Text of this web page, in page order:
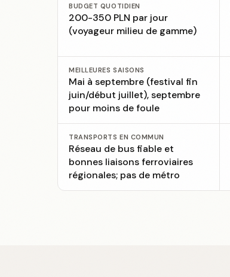
BUDGET QUOTIDIEN
200-350 PLN par jour
(voyageur milieu de gamme)
MEILLEURES SAISONS
Mai à septembre (festival fin
juin/début juillet), septembre
pour moins de foule
TRANSPORTS EN COMMUN
Réseau de bus fiable et
bonnes liaisons ferroviaires
régionales; pas de métro